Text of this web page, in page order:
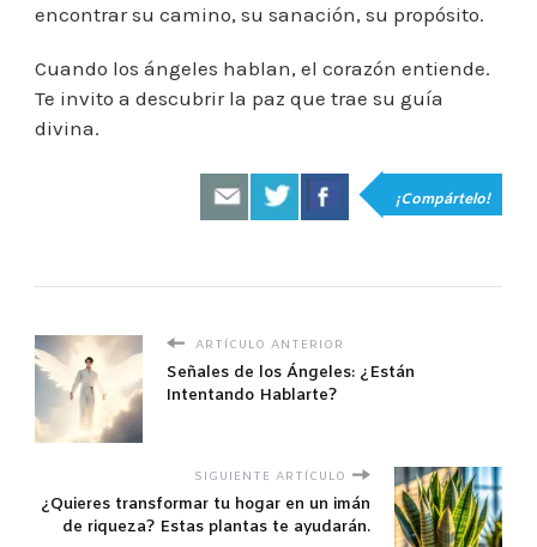
encontrar su camino, su sanación, su propósito.
Cuando los ángeles hablan, el corazón entiende.
Te invito a descubrir la paz que trae su guía
divina.
¡Compártelo!
ARTÍCULO ANTERIOR
Señales de los Ángeles: ¿Están
Intentando Hablarte?
SIGUIENTE ARTÍCULO
¿Quieres transformar tu hogar en un imán
de riqueza? Estas plantas te ayudarán.